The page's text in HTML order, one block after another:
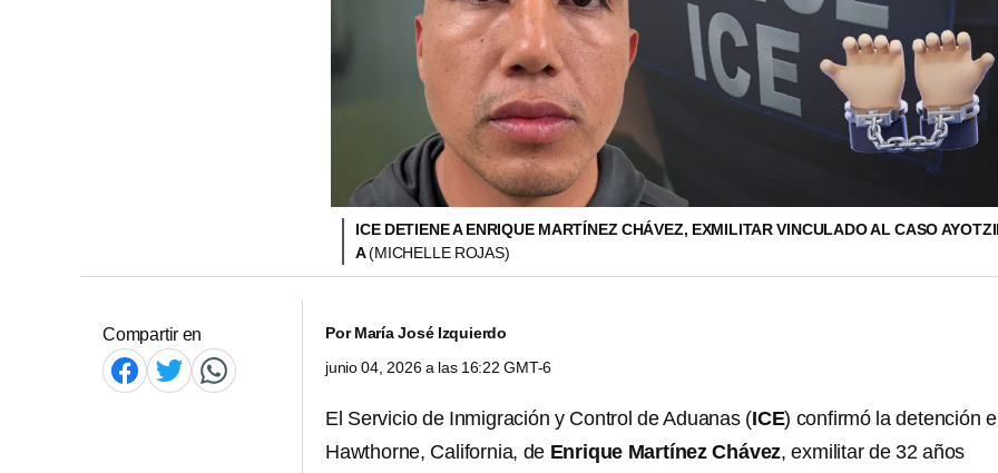
ICE DETIENE A ENRIQUE MARTÍNEZ CHÁVEZ, EXMILITAR VINCULADO AL CASO
A(MICHELLE ROJAS)
Compartir en PorMaría José Izquierdo
junio 04, 2026 a las 16:22 GMT-6
El Servicio de Inmigración y Control de Aduanas (ICE) confirmó la detención
Hawthorne, California, de Enrique Martínez Chávez, exmilitar de 32 años